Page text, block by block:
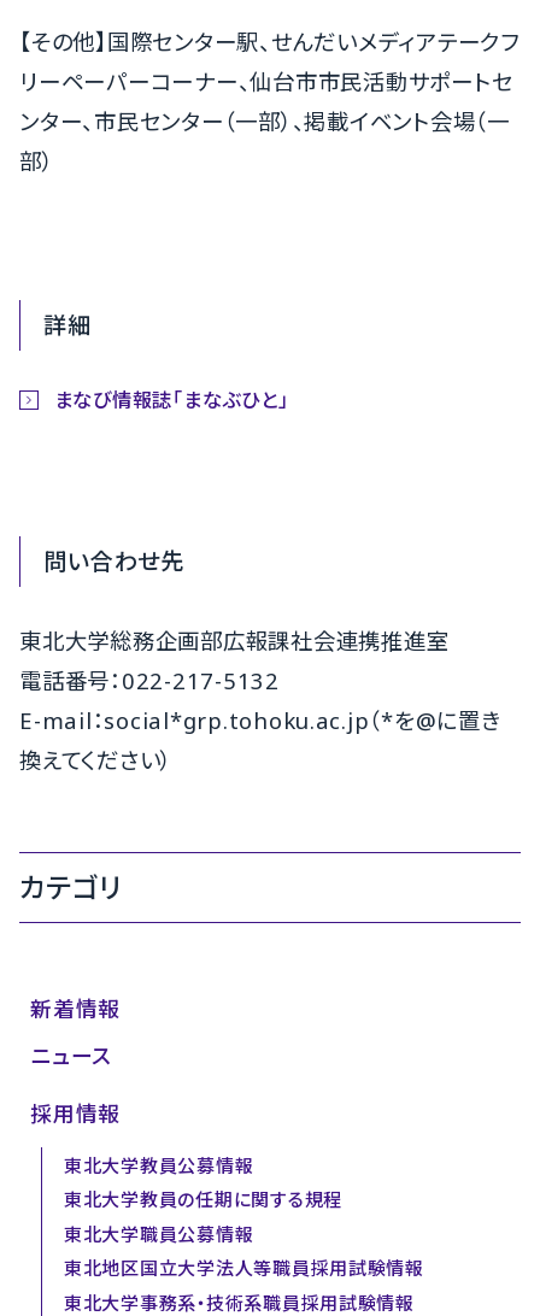
【その他】国際センター駅、せんだいメディアテークフ
リーペーパーコーナー、仙台市市民活動サポートセ
ンター、市民センター（一部）、掲載イベント会場（一
部）
詳細
まなび情報誌「まなぶひと」
問い合わせ先
東北大学総務企画部広報課社会連携推進室
電話番号：022-217-5132
E-mail：social*grp.tohoku.ac.jp（*を@に置き
換えてください）
カテゴリ
新着情報
ニュース
採用情報
東北大学教員公募情報
東北大学教員の任期に関する規程
東北大学職員公募情報
東北地区国立大学法人等職員採用試験情報
東北大学事務系・技術系職員採用試験情報